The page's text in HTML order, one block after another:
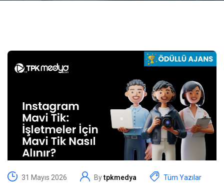
31 Mayıs 2026 Bytpkmedya Tüm Yazılar